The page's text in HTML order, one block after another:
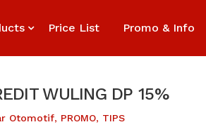
Price List Promo & Info
WULING DP 15%
Otomotif, PROMO, TIPS